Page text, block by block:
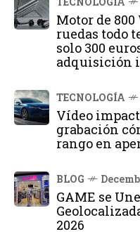
Motor de
ruedas todo
solo 300
adquisición
TECNOLOGÍA
Vídeo
grabación
rango en
BLOG
GAME se
2026